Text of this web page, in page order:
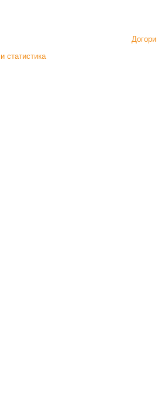
Догори